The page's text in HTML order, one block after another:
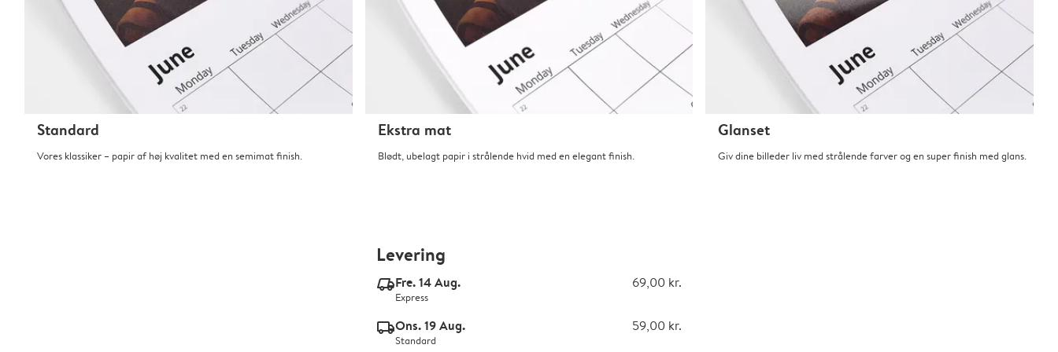
Standard
Vores klassiker – papir af høj kvalitet med en semimat finish.
Ekstra mat
Blødt, ubelagt papir i strålende hvid med en elegant finish.
Glanset
Giv dine billeder liv med strålende farver og en super finish med glans.
Levering
delivery_express_v2Fre. 14 Aug. 69,00 kr.
Express
delivery_standard_v2Ons. 19 Aug. 59,00 kr.
Standard